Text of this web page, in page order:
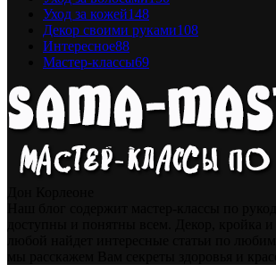
Уход за кожей148
Декор своими руками108
Интересное88
Мастер-классы69